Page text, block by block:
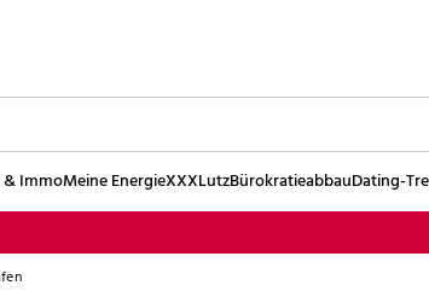
ImmoMeine EnergieXXXLutzBürokratieabbauDating-